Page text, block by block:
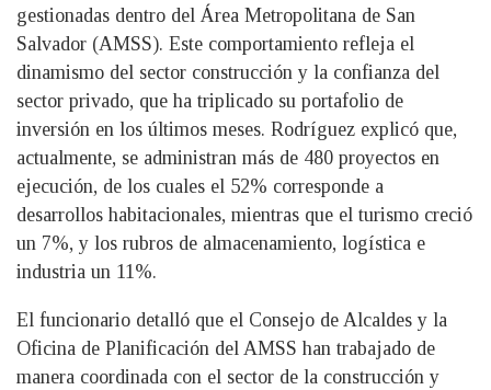
gestionadas dentro del Área Metropolitana de San
Salvador (AMSS). Este comportamiento refleja el
dinamismo del sector construcción y la confianza del
sector privado, que ha triplicado su portafolio de
inversión en los últimos meses. Rodríguez explicó que,
actualmente, se administran más de 480 proyectos en
ejecución, de los cuales el 52% corresponde a
desarrollos habitacionales, mientras que el turismo creció
un 7%, y los rubros de almacenamiento, logística e
industria un 11%.
El funcionario detalló que el Consejo de Alcaldes y la
Oficina de Planificación del AMSS han trabajado de
manera coordinada con el sector de la construcción y